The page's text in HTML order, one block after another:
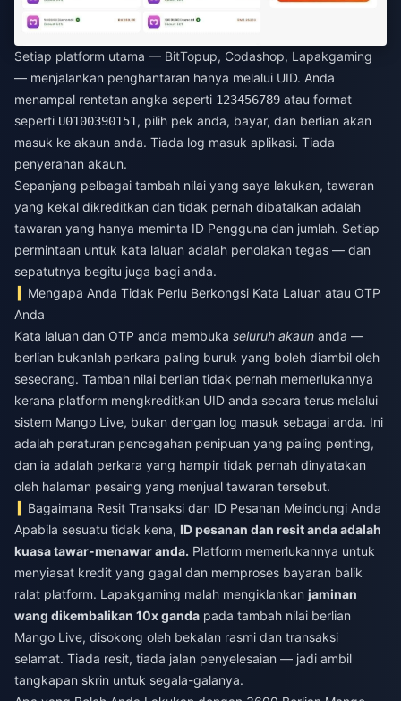
Setiap platform utama — BitTopup, Codashop, Lapakgaming
— menjalankan penghantaran hanya melalui UID. Anda
menampal rentetan angka seperti 123456789 atau format
seperti U0100390151, pilih pek anda, bayar, dan berlian akan
masuk ke akaun anda. Tiada log masuk aplikasi. Tiada
penyerahan akaun.
Sepanjang pelbagai tambah nilai yang saya lakukan, tawaran
yang kekal dikreditkan dan tidak pernah dibatalkan adalah
tawaran yang hanya meminta ID Pengguna dan jumlah. Setiap
permintaan untuk kata laluan adalah penolakan tegas — dan
sepatutnya begitu juga bagi anda.
Mengapa Anda Tidak Perlu Berkongsi Kata Laluan atau OTP
Anda
Kata laluan dan OTP anda membuka seluruh akaun anda —
berlian bukanlah perkara paling buruk yang boleh diambil oleh
seseorang. Tambah nilai berlian tidak pernah memerlukannya
kerana platform mengkreditkan UID anda secara terus melalui
sistem Mango Live, bukan dengan log masuk sebagai anda. Ini
adalah peraturan pencegahan penipuan yang paling penting,
dan ia adalah perkara yang hampir tidak pernah dinyatakan
oleh halaman pesaing yang menjual tawaran tersebut.
Bagaimana Resit Transaksi dan ID Pesanan Melindungi Anda
Apabila sesuatu tidak kena, ID pesanan dan resit anda adalah
kuasa tawar-menawar anda. Platform memerlukannya untuk
menyiasat kredit yang gagal dan memproses bayaran balik
ralat platform. Lapakgaming malah mengiklankan jaminan
wang dikembalikan 10x ganda pada tambah nilai berlian
Mango Live, disokong oleh bekalan rasmi dan transaksi
selamat. Tiada resit, tiada jalan penyelesaian — jadi ambil
tangkapan skrin untuk segala-galanya.